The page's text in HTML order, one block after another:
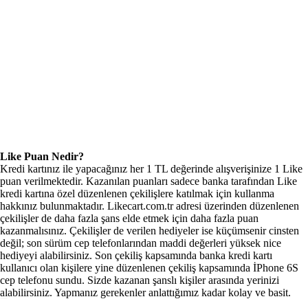
Like Puan Nedir?
Kredi kartınız ile yapacağınız her 1 TL değerinde alışverişinize 1 Like
puan verilmektedir. Kazanılan puanları sadece banka tarafından Like
kredi kartına özel düzenlenen çekilişlere katılmak için kullanma
hakkınız bulunmaktadır. Likecart.com.tr adresi üzerinden düzenlenen
çekilişler de daha fazla şans elde etmek için daha fazla puan
kazanmalısınız. Çekilişler de verilen hediyeler ise küçümsenir cinsten
değil; son sürüm cep telefonlarından maddi değerleri yüksek nice
hediyeyi alabilirsiniz. Son çekiliş kapsamında banka kredi kartı
kullanıcı olan kişilere yine düzenlenen çekiliş kapsamında İPhone 6S
cep telefonu sundu. Sizde kazanan şanslı kişiler arasında yerinizi
alabilirsiniz. Yapmanız gerekenler anlattığımız kadar kolay ve basit.